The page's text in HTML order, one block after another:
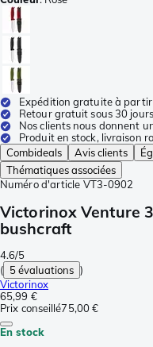
Expédition gratuite à
Retour gratuit sous 30 jours
Nos clients nous donnent
Produit en stock, livraison
Combideals
Avis clients
Thématiques associées
Numéro d'article VT3-0902
Victorinox Venture
bushcraft
4.6/5
( 5 évaluations )
Victorinox
65,99 €
Prix conseillé75,00 €
En stock